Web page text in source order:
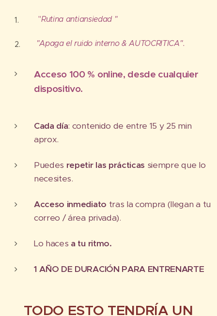
"Rutina antiansiedad "
"Apaga el ruido interno & AUTOCRITICA".
Acceso 100 % online, desde cualquier
dispositivo.
Cada día: contenido de entre 15 y 25 min
aprox.
Puedes repetir las prácticas siempre que lo
necesites.
Acceso inmediato tras la compra (llegan a tu
correo / área privada).
Lo haces a tu ritmo.
1 AÑO DE DURACIÓN PARA ENTRENARTE
TODO ESTO TENDRÍA UN